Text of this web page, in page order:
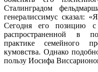
Сталинградом
генералиссимус сказал:
Сегодня его позицию с
распространенной в
практике семейного
кумовства. Однако
пользу Иосифа